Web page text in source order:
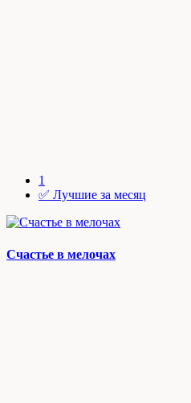
1
✅ Лучшие за месяц
Счастье в мелочах